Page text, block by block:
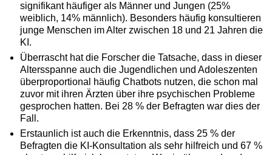
signifikant häufiger als Männer und Jungen (25%
weiblich, 14% männlich). Besonders häufig konsultieren
junge Menschen im Alter zwischen 18 und 21 Jahren die
KI.
Überrascht hat die Forscher die Tatsache, dass in dieser
Altersspanne auch die Jugendlichen und Adoleszenten
überproportional häufig Chatbots nutzen, die schon mal
zuvor mit ihren Ärzten über ihre psychischen Probleme
gesprochen hatten. Bei 28 % der Befragten war dies der
Fall.
Erstaunlich ist auch die Erkenntnis, dass 25 % der
Befragten die KI-Konsultation als sehr hilfreich und 67 %